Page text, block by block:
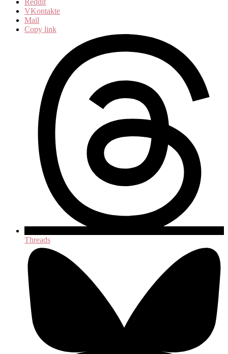
Reddit
VKontakte
Mail
Copy link
Threads